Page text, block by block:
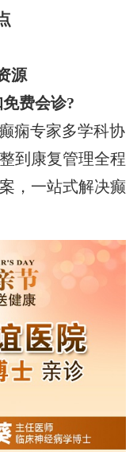
源
费会诊?
痫专家多学科协
到康复管理全程
，一站式解决癫